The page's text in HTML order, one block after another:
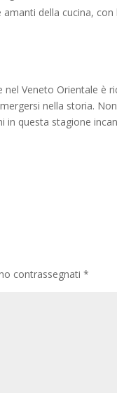
amanti della cucina,
nel Veneto Orientale è
nella storia.
in questa stagione
contrassegnati*